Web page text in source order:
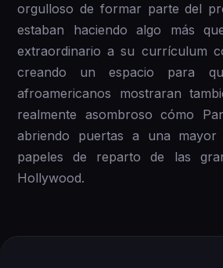
orgulloso de formar parte del
estaban haciendo algo más
extraordinario a su currículum
creando un espacio para
afroamericanos mostraran
realmente asombroso cómo
abriendo puertas a una mayor
papeles de reparto de las
Hollywood.